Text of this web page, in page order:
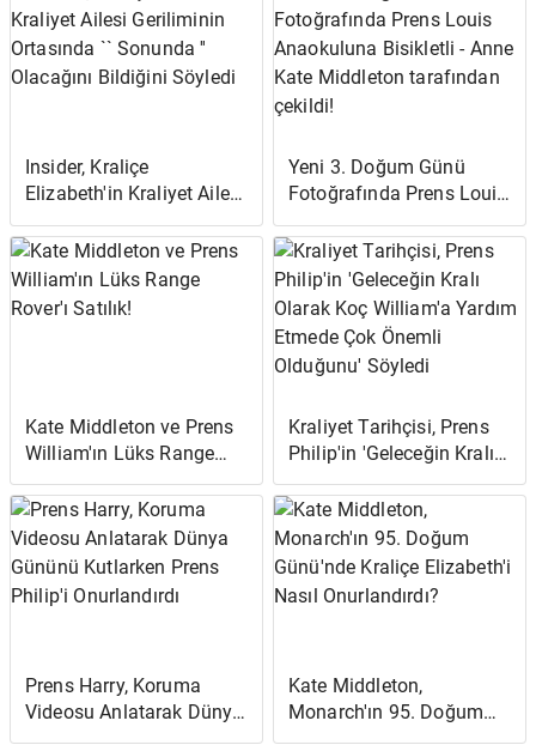
İşaretliyor
Emojisini) görün!
Insider, Kraliçe
Elizabeth'in Kraliyet Ailesi
Geriliminin Ortasında ``
Sonunda '' Olacağını
Bildiğini Söyledi
Yeni 3. Doğum Günü
Fotoğrafında Prens Louis
Anaokuluna Bisikletli -
Anne Kate Middleton
tarafından çekildi!
Kate Middleton ve Prens
William'ın Lüks Range
Rover'ı Satılık!
Kraliyet Tarihçisi, Prens
Philip'in 'Geleceğin Kralı
Olarak Koç William'a
Yardım Etmede Çok
Önemli Olduğunu' Söyledi
Prens Harry, Koruma
Videosu Anlatarak Dünya
Gününü Kutlarken Prens
Kate Middleton,
Monarch'ın 95. Doğum
Günü'nde Kraliçe